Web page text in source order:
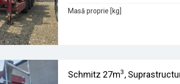
Masă proprie [kg]
Schmitz 27m3,